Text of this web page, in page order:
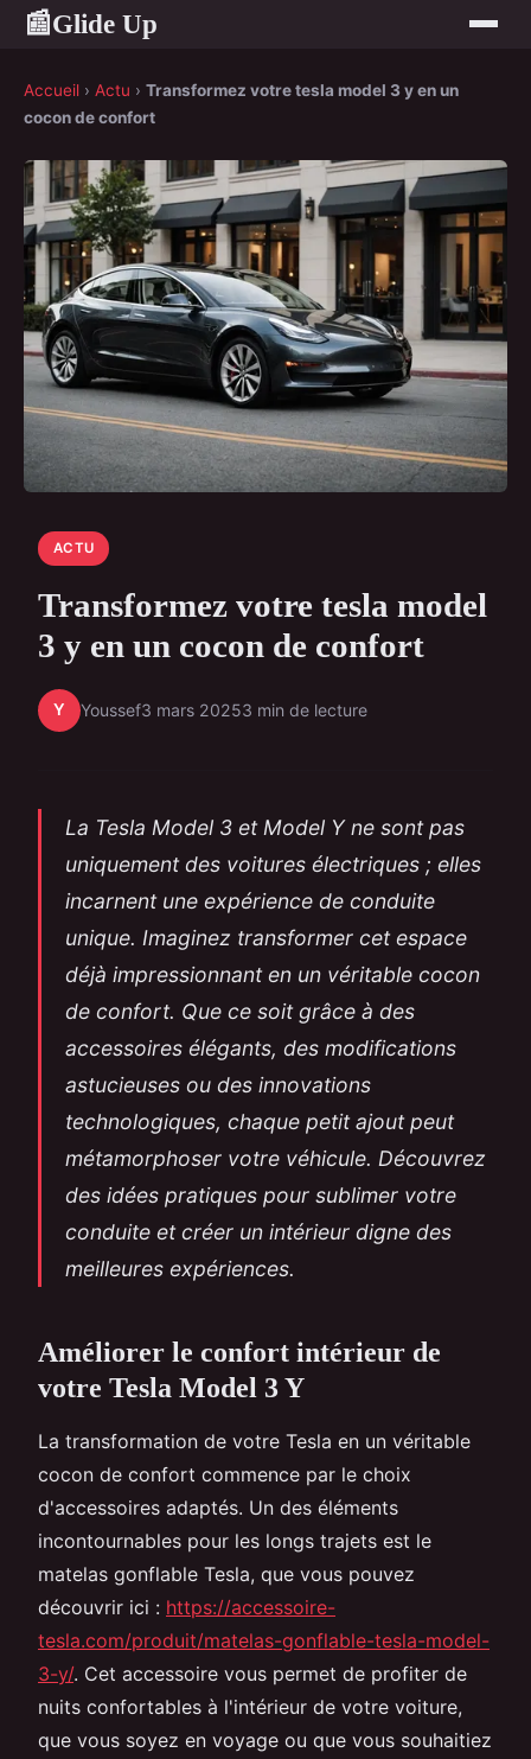
📰Glide Up
Accueil › Actu › Transformez votre tesla model 3 y en un
cocon de confort
ACTU
Transformez votre tesla model
3 y en un cocon de confort
Y Youssef3 mars 20253 min de lecture
La Tesla Model 3 et Model Y ne sont pas
uniquement des voitures électriques ; elles
incarnent une expérience de conduite
unique. Imaginez transformer cet espace
déjà impressionnant en un véritable cocon
de confort. Que ce soit grâce à des
accessoires élégants, des modifications
astucieuses ou des innovations
technologiques, chaque petit ajout peut
métamorphoser votre véhicule. Découvrez
des idées pratiques pour sublimer votre
conduite et créer un intérieur digne des
meilleures expériences.
Améliorer le confort intérieur de
votre Tesla Model 3 Y
La transformation de votre Tesla en un véritable
cocon de confort commence par le choix
d'accessoires adaptés. Un des éléments
incontournables pour les longs trajets est le
matelas gonflable Tesla, que vous pouvez
découvrir ici : https://accessoire-
tesla.com/produit/matelas-gonflable-tesla-model-
3-y/. Cet accessoire vous permet de profiter de
nuits confortables à l'intérieur de votre voiture,
que vous soyez en voyage ou que vous souhaitiez